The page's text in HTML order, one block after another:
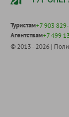
Туристам+7 903
Агентствам+7 499
© 2013 - 2026 |